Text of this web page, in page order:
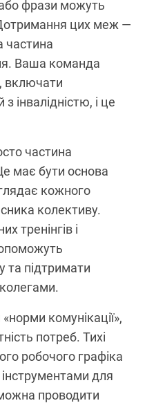
або фрази можуть
цих меж —
частина
Ваша команда
включати
інвалідністю, і це
частина
має бути основа
кожного
колективу.
тренінгів і
та підтримати
комунікації»,
потреб. Тихі
робочого графіка
для
проводити